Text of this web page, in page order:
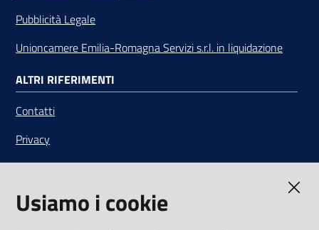
Pubblicità Legale
Unioncamere Emilia-Romagna Servizi s.r.l. in liquidazione
ALTRI RIFERIMENTI
Contatti
Privacy
Note legali
Media Policy
Usiamo i cookie